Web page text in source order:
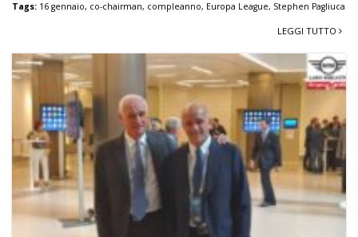
Tags: 16 gennaio, co-chairman, compleanno, Europa League, Stephen Pagliuca
LEGGI TUTTO